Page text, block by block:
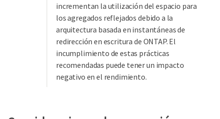
incrementan la utilización del espacio para
los agregados reflejados debido a la
arquitectura basada en instantáneas de
redirección en escritura de ONTAP. El
incumplimiento de estas prácticas
recomendadas puede tener un impacto
negativo en el rendimiento.